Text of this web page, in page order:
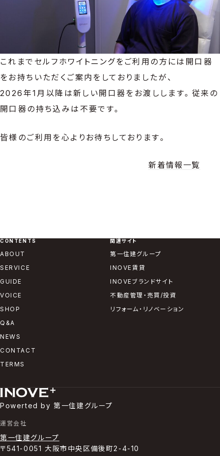
これまでセルフホワイトニングをご利用の方には開口器
をお持ちいただくご案内をしておりましたが、
2026年1月以降は新しい開口器をお渡しします。従来の
開口器の持ち込みは不要です。
皆様のご利用を心よりお待ちしております。
新着情報一覧
CONTENTS
ABOUT
SERVICE
GUIDE
VOICE
SHOP
Q&A
NEWS
CONTACT
TERMS
関連サイト
第一住建グループ
INOVE賃貸
INOVEブランドサイト
不動産管理・売買/投資
リフォーム・リノベーション
Powerted by 第一住建グループ
運営会社
第一住建グループ
〒541-0051 大阪市中央区備後町2-4-10